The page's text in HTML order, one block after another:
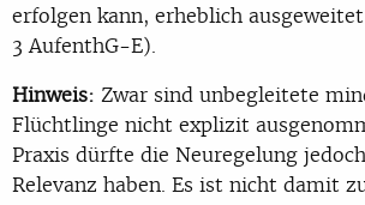
erfolgen kann, erheblich
3 AufenthG-E).
Hinweis: Zwar sind unbegleitete
Flüchtlinge nicht explizit
Praxis dürfte die Neuregelung
Relevanz haben. Es ist nicht damit